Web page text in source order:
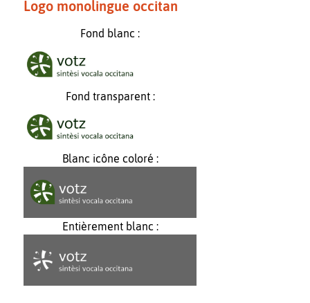
Logo monolingue occitan
Fond blanc :
Fond transparent :
Blanc icône coloré :
Entièrement blanc :